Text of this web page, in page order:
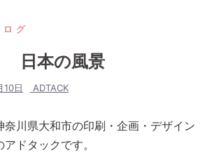
グ
日本の風景
10日 ADTACK
奈川県大和市の印刷・企画・デザイン
ドタックです。